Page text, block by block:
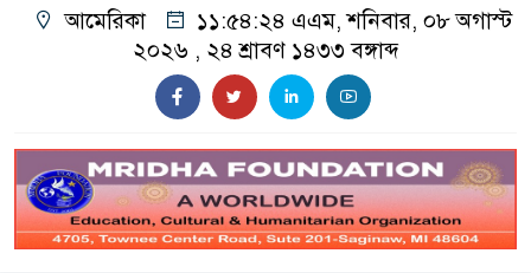
আমেরিকা ১১:৫৪:২৫ এএম, শনিবার, ০৮ অগাস্ট
২০২৬ , ২৪ শ্রাবণ ১৪৩৩ বঙ্গাব্দ